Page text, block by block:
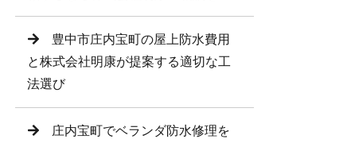
豊中市庄内宝町の屋上防水費用
と株式会社明康が提案する適切な工
法選び
庄内宝町でベランダ防水修理を